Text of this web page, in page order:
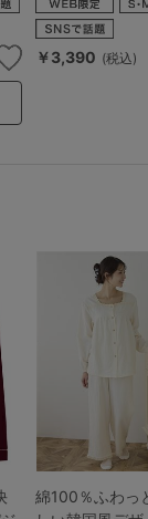
￥3,390 (税込)
綿100％ふわっ